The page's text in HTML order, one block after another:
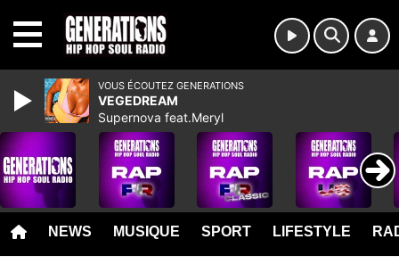
NEWS MUSIQUE SPORT LIFESTYLE
VOUS ÉCOUTEZ GENERATIONS
VEGEDREAM
Supernova feat.Meryl